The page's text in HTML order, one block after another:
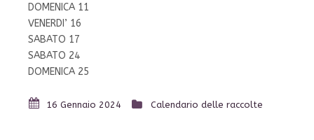
DOMENICA 11
VENERDI’ 16
SABATO 17
SABATO 24
DOMENICA 25
16 Gennaio 2024 Calendario delle raccolte